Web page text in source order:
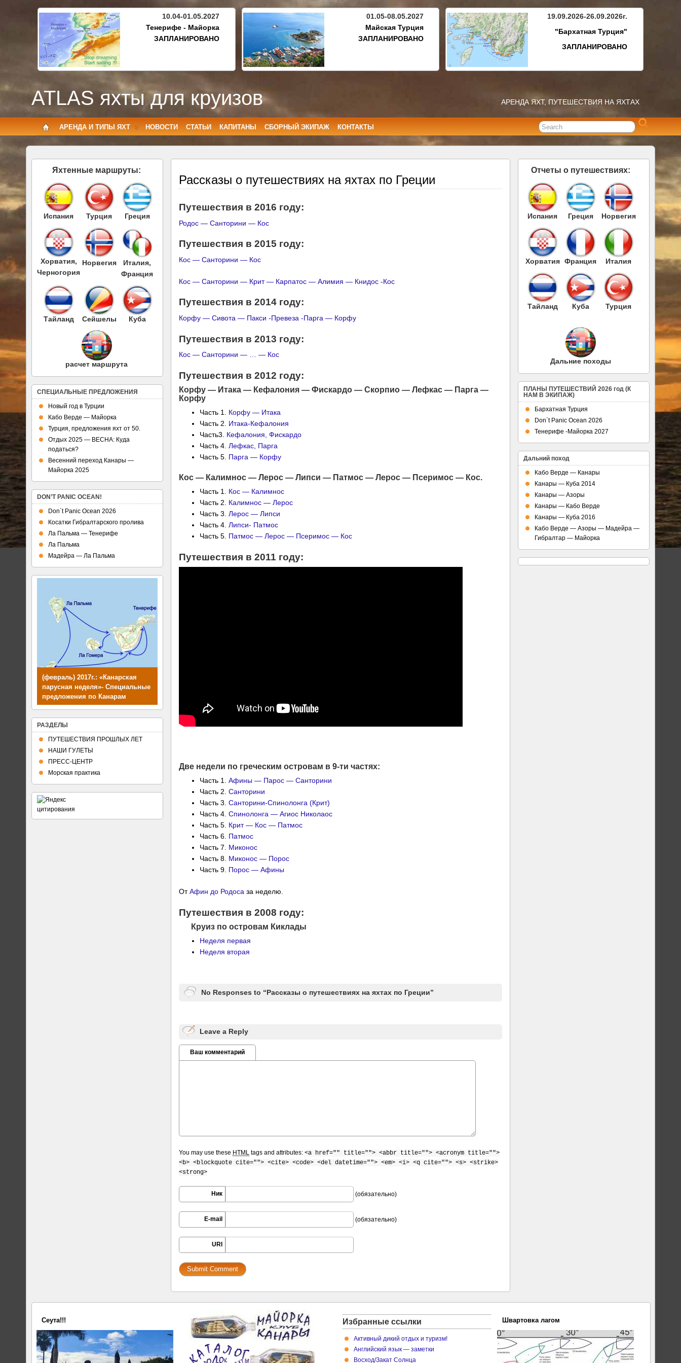
10.04-01.05.2027
Тенерифе - Майорка
ЗАПЛАНИРОВАНО
01.05-08.05.2027
Майская Турция
ЗАПЛАНИРОВАНО
19.09.2026-26.09.2026г.
"Бархатная Турция"
ЗАПЛАНИРОВАНО
ATLAS яхты для круизов АРЕНДА ЯХТ, ПУТЕШЕСТВИЯ НА ЯХТАХ
АРЕНДА И ТИПЫ ЯХТ НОВОСТИ СТАТЬИ КАПИТАНЫ СБОРНЫЙ ЭКИПАЖ КОНТАКТЫ
Рассказы о путешествиях на яхтах по Греции
Путешествия в 2016 году:
Родос — Санторини — Кос
Путешествия в 2015 году:
Кос — Санторини — Кос
Кос — Санторини — Крит — Карпатос — Алимия — Книдос -Кос
Путешествия в 2014 году:
Корфу — Сивота — Пакси -Превеза -Парга — Корфу
Путешествия в 2013 году:
Кос — Санторини — … — Кос
Путешествия в 2012 году:
Корфу — Итака — Кефалония — Фискардо — Скорпио — Лефкас — Парга —
Корфу
Часть 1. Корфу — Итака
Часть 2. Итака-Кефалония
Часть3. Кефалония, Фискардо
Часть 4. Лефкас, Парга
Часть 5. Парга — Корфу
Кос — Калимнос — Лерос — Липси — Патмос — Лерос — Псеримос — Кос.
Часть 1. Кос — Калимнос
Часть 2. Калимнос — Лерос
Часть 3. Лерос — Липси
Часть 4. Липси- Патмос
Часть 5. Патмос — Лерос — Псеримос — Кос
Путешествия в 2011 году:
Две недели по греческим островам в 9-ти частях:
Часть 1. Афины — Парос — Санторини
Часть 2. Санторини
Часть 3. Санторини-Спинолонга (Крит)
Часть 4. Спинолонга — Агиос Николаос
Часть 5. Крит — Кос — Патмос
Часть 6. Патмос
Часть 7.
Миконос
Часть 8. Миконос — Порос
Часть 9. Порос — Афины
ОтАфин до Родоса за неделю.
Путешествия в 2008 году:
Круиз по островам Киклады
Неделя первая
Неделя вторая
No Responses to “Рассказы о путешествиях на яхтах по Греции”
Leave a Reply
Ваш комментарий
You may use these HTML tags and attributes: <a href="" title=""> <abbr title=""> <acronym title="">
<b> <blockquote cite=""> <cite> <code> <del datetime=""> <em> <i> <q cite=""> <s> <strike>
<strong>
Ник (обязательно)
E-mail (обязательно)
URI
Яхтенные маршруты:
Испания Турция Греция
Хорватия,
Черногория
Норвегия
Италия,
Франция
Тайланд Сейшелы Куба
расчет маршрута
СПЕЦИАЛЬНЫЕ ПРЕДЛОЖЕНИЯ
Новый год в Турции
Кабо Верде — Майорка
Турция, предложения яхт от 50.
Отдых 2025 — ВЕСНА: Куда
податься?
Весенний переход Канары —
Майорка 2025
DON’T PANIC OCEAN!
Don`t Panic Ocean 2026
Косатки Гибралтарского пролива
Ла Пальма — Тенерифе
Ла Пальма
Мадейра — Ла Пальма
(февраль) 2017г.: «Канарская
парусная неделя»- Специальные
предложения по Канарам
РАЗДЕЛЫ
ПУТЕШЕСТВИЯ ПРОШЛЫХ ЛЕТ
НАШИ ГУЛЕТЫ
ПРЕСС-ЦЕНТР
Морская практика
Отчеты о путешествиях:
Испания Греция Норвегия
Хорватия Франция Италия
Тайланд Куба Турция
Дальние походы
ПЛАНЫ ПУТЕШЕСТВИЙ 2026 год (К
НАМ В ЭКИПАЖ)
Бархатная Турция
Don`t Panic Ocean 2026
Тенерифе -Майорка 2027
Дальний поход
Кабо Верде — Канары
Канары — Куба 2014
Канары — Азоры
Канары — Кабо Верде
Канары — Куба 2016
Кабо Верде — Азоры — Мадейра —
Гибралтар — Майорка
Сеута!!! Избранные ссылки
Активный дикий отдых и туризм!
Английский язык — заметки
Восход/Закат Cолнца
Швартовка лагом